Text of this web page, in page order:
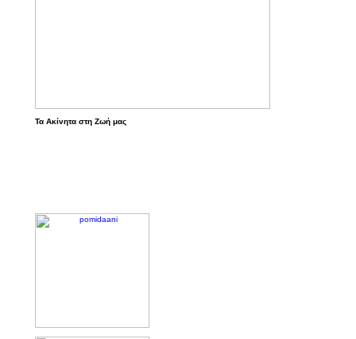
Τα Ακίνητα στη Ζωή μας